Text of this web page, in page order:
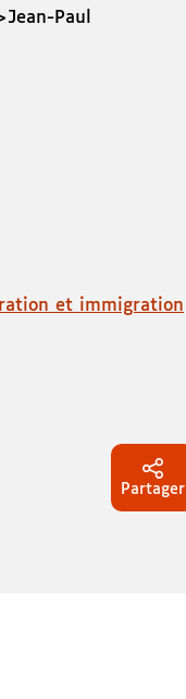
Paul
et immigration
Partager